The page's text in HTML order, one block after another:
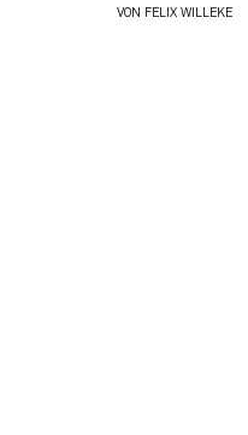
VON FELIX WILLEKE